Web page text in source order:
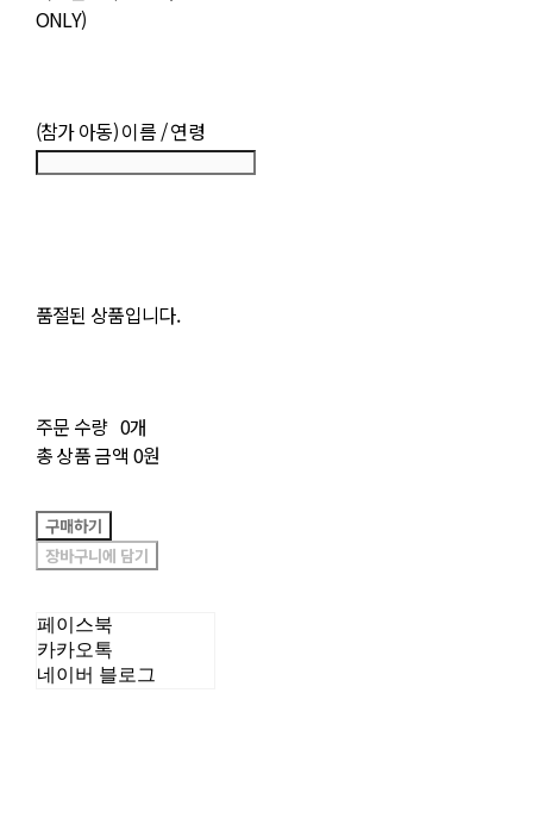
ONLY)
(참가 아동) 이름 / 연령
품절된 상품입니다.
주문 수량 0개
총 상품 금액 0원
구매하기
장바구니에 담기
페이스북
카카오톡
네이버 블로그